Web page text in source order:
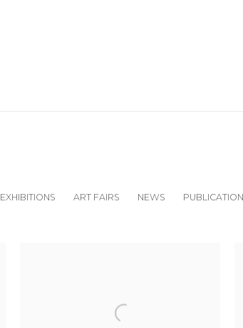
EXHIBITIONS ART FAIRS NEWS